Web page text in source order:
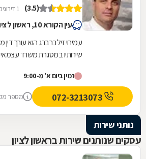
(3.5) 1 דירוגים
עין הקורא 10, ראשון לציון
עמיחי זילברברג הוא עורך
שירותיו במסגרת משרד עצמאי
בכל...זמין ביום א' מ-9:00
מספר
נותני שירות
עסקים שנותנים שירות בראשון לציון